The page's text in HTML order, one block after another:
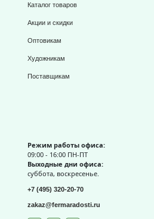
Каталог товаров
Акции и скидки
Оптовикам
Художникам
Поставщикам
Режим работы офиса:
09:00 - 16:00 ПН-ПТ
Выходные дни офиса:
суббота, воскресенье.
+7 (495) 320-20-70
zakaz@fermaradosti.ru